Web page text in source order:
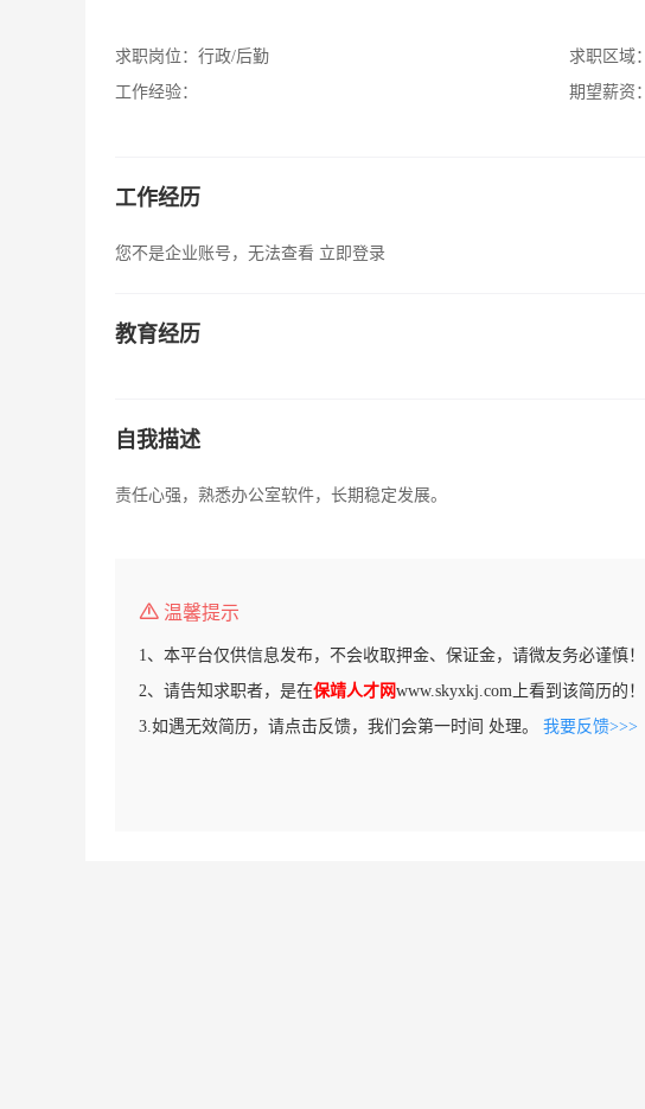
求职岗位： 行政/后勤
工作经验：
求职区域：
期望薪资：
工作经历
您不是企业账号，无法查看 立即登录
教育经历
自我描述
责任心强，熟悉办公室软件，长期稳定发展。
温馨提示
1、本平台仅供信息发布，不会收取押金、保证金，请微友务必谨慎！
2、请告知求职者，是在保靖人才网www.skyxkj.com上看到该简历的！
3.如遇无效简历，请点击反馈，我们会第一时间 处理。 我要反馈>>>